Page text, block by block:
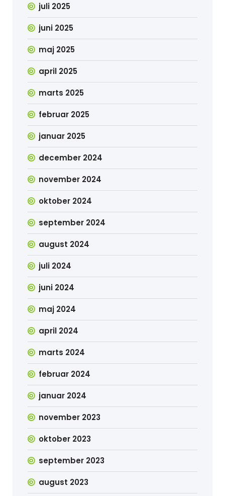
juli 2025
juni 2025
maj 2025
april 2025
marts 2025
februar 2025
januar 2025
december 2024
november 2024
oktober 2024
september 2024
august 2024
juli 2024
juni 2024
maj 2024
april 2024
marts 2024
februar 2024
januar 2024
november 2023
oktober 2023
september 2023
august 2023